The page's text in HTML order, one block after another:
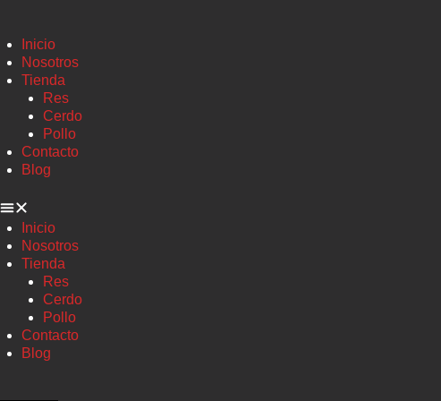
Inicio
Nosotros
Tienda
Res
Cerdo
Pollo
Contacto
Blog
Inicio
Nosotros
Tienda
Res
Cerdo
Pollo
Contacto
Blog